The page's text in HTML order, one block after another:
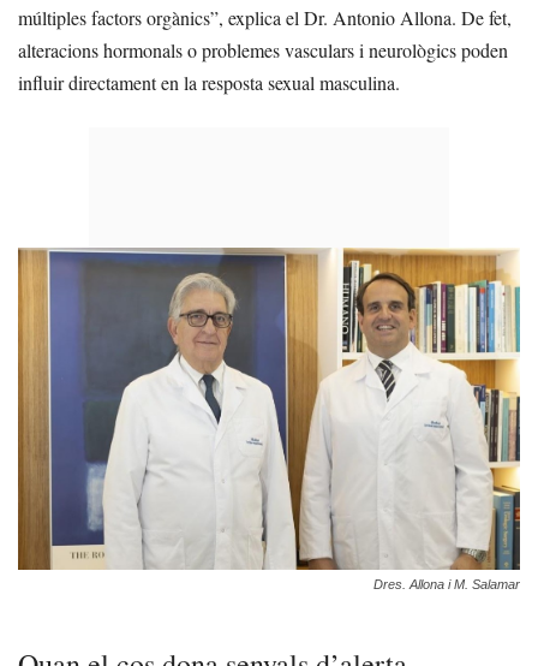
múltiples factors orgànics”, explica el Dr. Antonio Allona. De fet,
alteracions hormonals o problemes vasculars i neurològics poden
influir directament en la resposta sexual masculina.
Dres. Allona i M. Salamar